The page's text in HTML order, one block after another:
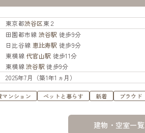
東京都渋谷区東２
田園都市線 渋谷駅 徒歩9分
日比谷線 恵比寿駅 徒歩9分
東横線 代官山駅 徒歩11分
東横線渋谷駅 徒歩9分
2025年7月（築1年1ヵ月）
マンション ペットと暮らす 新着 プラウド
建物・空室一覧